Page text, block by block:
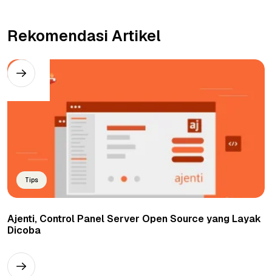
Rekomendasi Artikel
Tips
Ajenti, Control Panel Server Open Source yang Layak
Dicoba